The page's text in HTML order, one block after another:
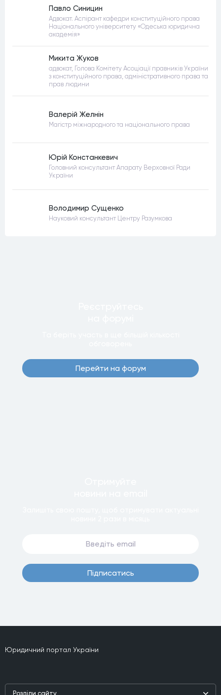
Павло Синицин
Адвокат. Аспірант кафедри конституційного права
Національного університету «Одеська юридична
академія»
Микита Жуков
адвокат, Голова Комітету Асоціації правників України
з конституційного права, адміністративного права та
прав людини
Валерій Желнін
Магістр міжнародного та національного права
Юрій Констанкевич
Головний консультант Апарату Верховної Ради
України
Володимир Сущенко
Науковий консультант Центру Разумкова
Перейти на форум
Пiдписатись
Юридичний портал України
Роздiли сайту